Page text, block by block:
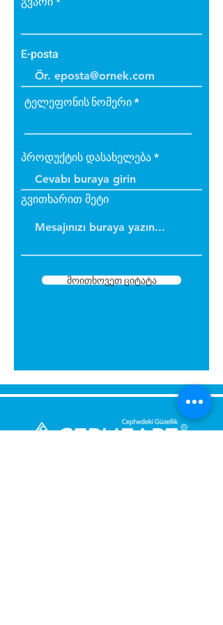
E-posta
ტელეფონის ნომერი
პროდუქტის დასახელება
გვითხარით მეტი
მოითხოვეთ ციტატა